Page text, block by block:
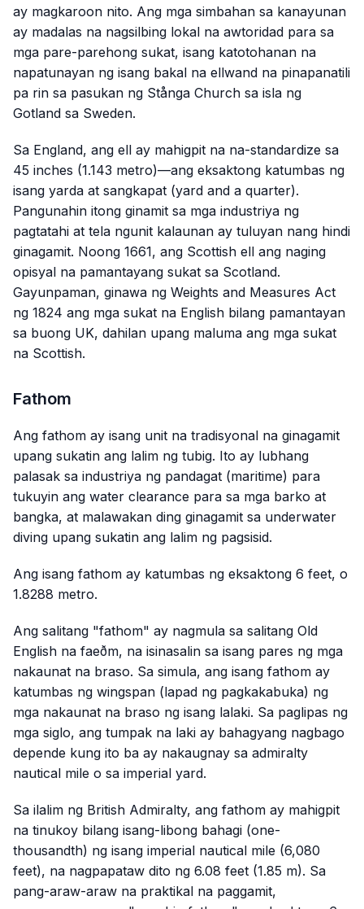
ay magkaroon nito. Ang mga simbahan sa kanayunan
ay madalas na nagsilbing lokal na awtoridad para sa
mga pare-parehong sukat, isang katotohanan na
napatunayan ng isang bakal na ellwand na pinapanatili
pa rin sa pasukan ng Stånga Church sa isla ng
Gotland sa Sweden.
Sa England, ang ell ay mahigpit na na-standardize sa
45 inches (1.143 metro)—ang eksaktong katumbas ng
isang yarda at sangkapat (yard and a quarter).
Pangunahin itong ginamit sa mga industriya ng
pagtatahi at tela ngunit kalaunan ay tuluyan nang hindi
ginagamit. Noong 1661, ang Scottish ell ang naging
opisyal na pamantayang sukat sa Scotland.
Gayunpaman, ginawa ng Weights and Measures Act
ng 1824 ang mga sukat na English bilang pamantayan
sa buong UK, dahilan upang maluma ang mga sukat
na Scottish.
Fathom
Ang fathom ay isang unit na tradisyonal na ginagamit
upang sukatin ang lalim ng tubig. Ito ay lubhang
palasak sa industriya ng pandagat (maritime) para
tukuyin ang water clearance para sa mga barko at
bangka, at malawakan ding ginagamit sa underwater
diving upang sukatin ang lalim ng pagsisid.
Ang isang fathom ay katumbas ng eksaktong 6 feet, o
1.8288 metro.
Ang salitang "fathom" ay nagmula sa salitang Old
English na faeðm, na isinasalin sa isang pares ng mga
nakaunat na braso. Sa simula, ang isang fathom ay
katumbas ng wingspan (lapad ng pagkakabuka) ng
mga nakaunat na braso ng isang lalaki. Sa paglipas ng
mga siglo, ang tumpak na laki ay bahagyang nagbago
depende kung ito ba ay nakaugnay sa admiralty
nautical mile o sa imperial yard.
Sa ilalim ng British Admiralty, ang fathom ay mahigpit
na tinukoy bilang isang-libong bahagi (one-
thousandth) ng isang imperial nautical mile (6,080
feet), na nagpapataw dito ng 6.08 feet (1.85 m). Sa
pang-araw-araw na praktikal na paggamit,